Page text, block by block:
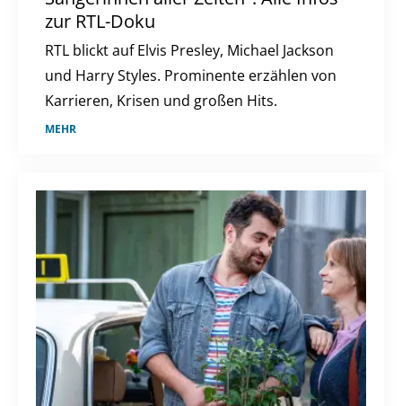
zur RTL-Doku
RTL blickt auf Elvis Presley, Michael Jackson
und Harry Styles. Prominente erzählen von
Karrieren, Krisen und großen Hits.
MEHR